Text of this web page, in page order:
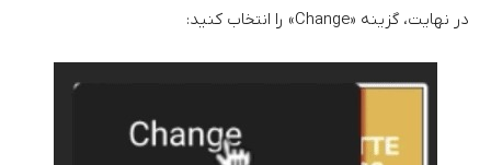
در نهایت، گزینه «Change» را انتخاب کنید: